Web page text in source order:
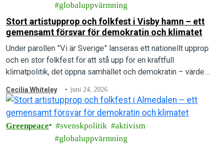
globaluppvärmning
Stort artistupprop och folkfest i Visby hamn – ett
gemensamt försvar för demokratin och klimatet
Under parollen ”Vi är Sverige” lanseras ett nationellt upprop
och en stor folkfest för att stå upp för en kraftfull
klimatpolitik, det öppna samhället och demokratin – värden
Cecilia Whiteley juni 24, 2026
Greenpeace svenskpolitik
aktivism
globaluppvärmning